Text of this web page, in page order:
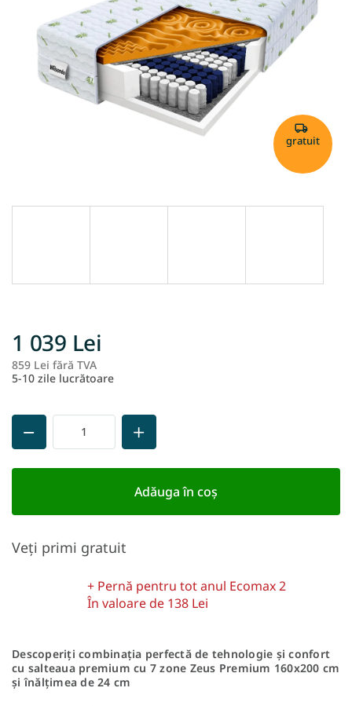
gratuit
1 039 Lei
859 Lei fără TVA
5-10 zile lucrătoare
Adăuga în coş
Veți primi gratuit
+ Pernă pentru tot anul Ecomax 2
În valoare de 138 Lei
Descoperiți combinația perfectă de tehnologie și confort
cu salteaua premium cu 7 zone Zeus Premium 160x200 cm
și înălțimea de 24 cm